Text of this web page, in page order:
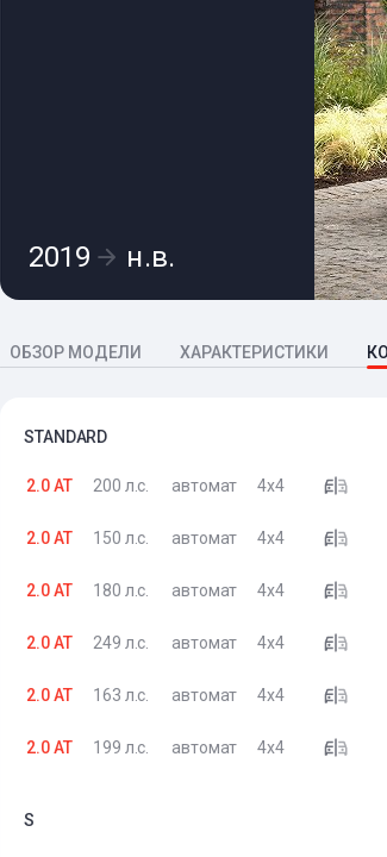
2019 н.в.
ОБЗОР МОДЕЛИ ХАРАКТЕРИСТИКИ
STANDARD
2.0 AT 200 л.с. автомат 4x4
2.0 AT 150 л.с. автомат 4x4
2.0 AT 180 л.с. автомат 4x4
2.0 AT 249 л.с. автомат 4x4
2.0 AT 163 л.с. автомат 4x4
2.0 AT 199 л.с. автомат 4x4
S